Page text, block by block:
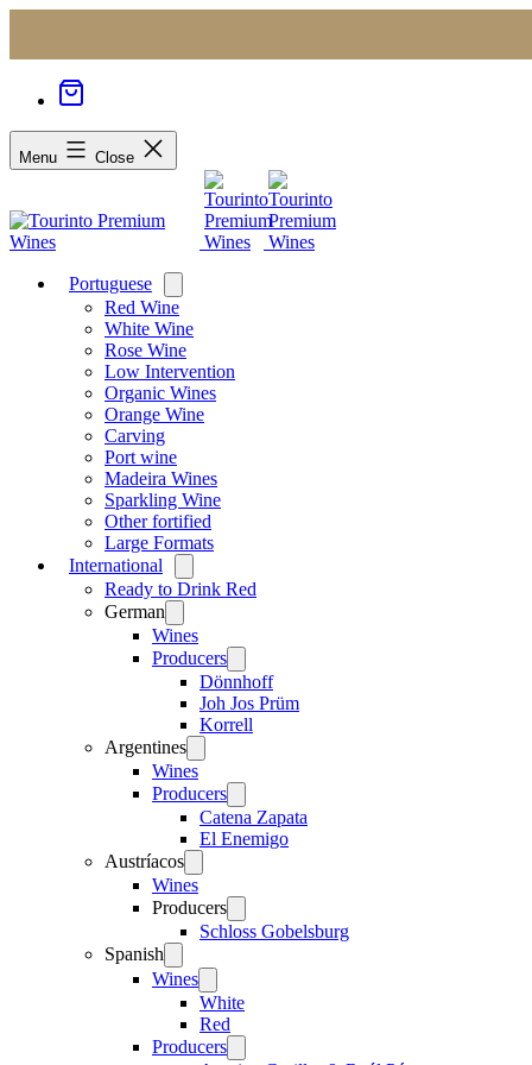
Menu Close
Portuguese
menu
Red Wine
White Wine
Rose Wine
Low Intervention
Organic Wines
Orange Wine
Carving
Port wine
Madeira Wines
Sparkling Wine
Other fortified
Large Formats
International
menu
Ready to Drink Red
German
menu
Wines
Producers
menu
Dönnhoff
Joh Jos Prüm
Korrell
Argentines
menu
Wines
Producers
menu
Catena Zapata
El Enemigo
Austríacos
menu
Wines
Producers
menu
Schloss Gobelsburg
Spanish
menu
Wines
menu
White
Red
Producers